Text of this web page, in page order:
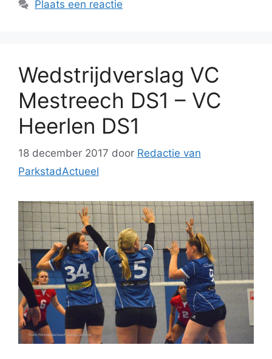
Plaats een reactie
Wedstrijdverslag VC
Mestreech DS1 – VC
Heerlen DS1
18 december 2017 door Redactie van
ParkstadActueel